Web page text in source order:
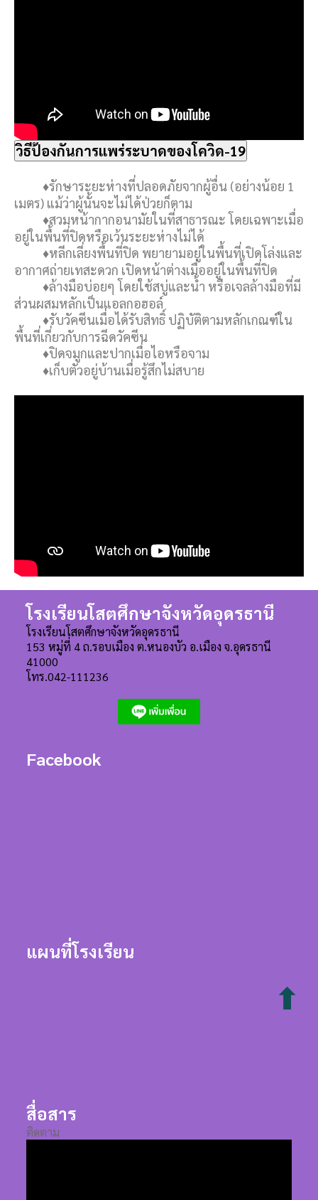
วิธีป้องกันการแพร่ระบาดของโควิด-19
♦รักษาระยะห่างที่ปลอดภัยจากผู้อื่น (อย่างน้อย 1
เมตร) แม้ว่าผู้นั้นจะไม่ได้ป่วยก็ตาม
♦สวมหน้ากากอนามัยในที่สาธารณะ โดยเฉพาะเมื่อ
อยู่ในพื้นที่ปิดหรือเว้นระยะห่างไม่ได้
♦หลีกเลี่ยงพื้นที่ปิด พยายามอยู่ในพื้นที่เปิดโล่งและ
อากาศถ่ายเทสะดวก เปิดหน้าต่างเมื่ออยู่ในพื้นที่ปิด
♦ล้างมือบ่อยๆ โดยใช้สบู่และน้ำ หรือเจลล้างมือที่มี
ส่วนผสมหลักเป็นแอลกอฮอล์
♦รับวัคซีนเมื่อได้รับสิทธิ์ ปฏิบัติตามหลักเกณฑ์ใน
พื้นที่เกี่ยวกับการฉีดวัคซีน
♦ปิดจมูกและปากเมื่อไอหรือจาม
♦เก็บตัวอยู่บ้านเมื่อรู้สึกไม่สบาย
โรงเรียนโสตศึกษาจังหวัดอุดรธานี
โรงเรียนโสตศึกษาจังหวัดอุดรธานี
153 หมู่ที่ 4 ถ.รอบเมือง ต.หนองบัว อ.เมือง จ.อุดรธานี
41000
โทร.042-111236
Facebook
แผนที่โรงเรียน
สื่อสาร
ติดตาม
⬆